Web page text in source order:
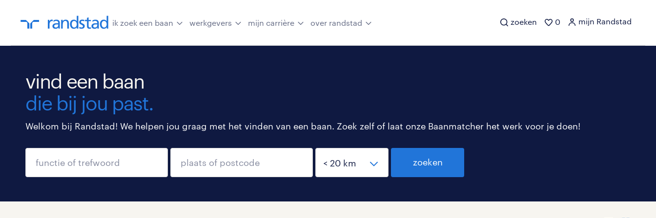
ik zoek een baan werkgevers mijn carrière over randstad zoeken 0 mijn Randstad
vind een baan
die bij jou past.
Welkom bij Randstad! We helpen jou graag met het vinden van een baan. Zoek zelf of laat onze Baanmatcher het werk voor je doen!
zoeken